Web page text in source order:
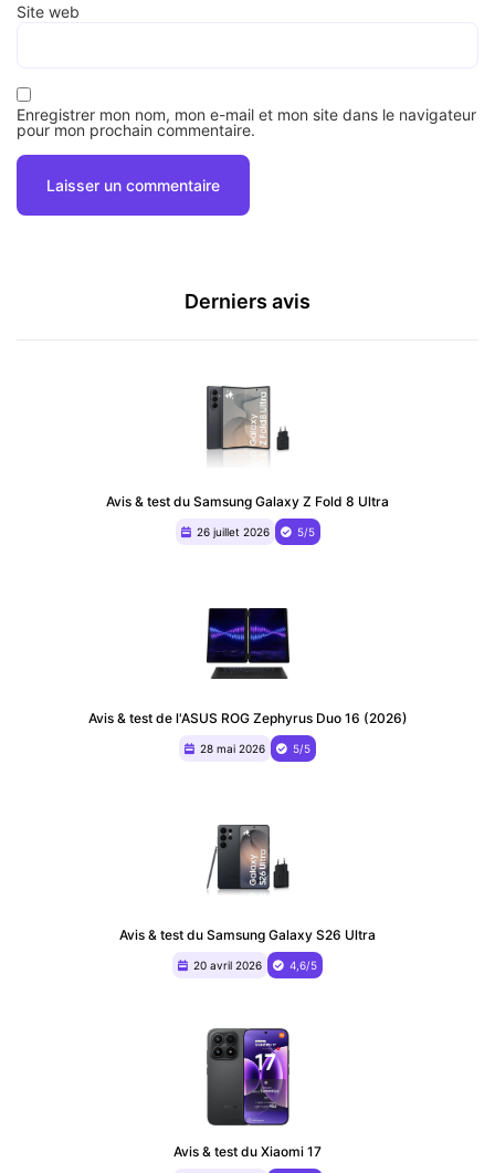
Site web
Enregistrer mon nom, mon e-mail et mon site dans le navigateur
pour mon prochain commentaire.
Derniers avis
Avis & test du Samsung Galaxy Z Fold 8 Ultra
26 juillet 2026 5/5
Avis & test de l'ASUS ROG Zephyrus Duo 16 (2026)
28 mai 2026 5/5
Avis & test du Samsung Galaxy S26 Ultra
20 avril 2026 4,6/5
Avis & test du Xiaomi 17